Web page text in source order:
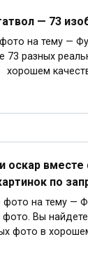
— 73
на тему —
73 разных
хорошем
оскар
по
фото на тему —
фото. Вы
фото в